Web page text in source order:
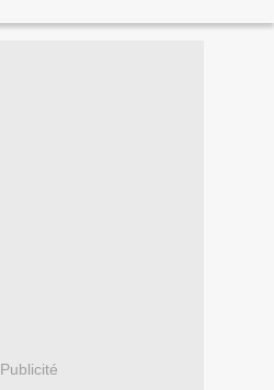
Publicité